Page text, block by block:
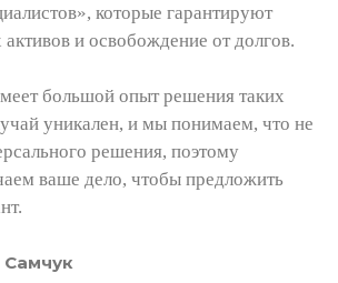
которые гарантируют
активов и освобождение от долгов.
большой опыт решения таких
уникален, и мы понимаем, что не
решения, поэтому
ваше дело, чтобы предложить